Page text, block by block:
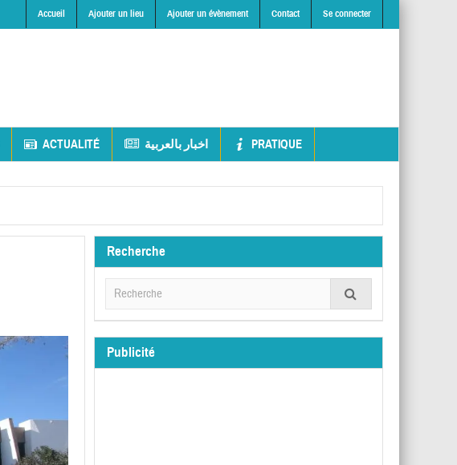
Accueil Ajouter un lieu Ajouter un évènement Contact Se connecter
ACTUALITÉ اخبار بالعربية PRATIQUE
Recherche
Publicité